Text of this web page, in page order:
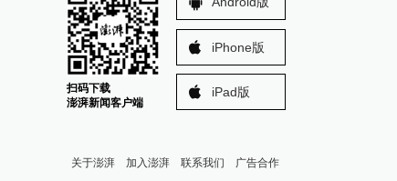
扫码下载
澎湃新闻客户端
iPhone版
iPad版
关于澎湃 加入澎湃 联系我们 广告合作